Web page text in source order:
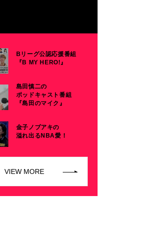
Bリーグ公認応援番組
『B MY HERO!』
島田慎二の
ポッドキャスト番組
『島田のマイク』
金子ノブアキの
溢れ出るNBA愛！
VIEW MORE